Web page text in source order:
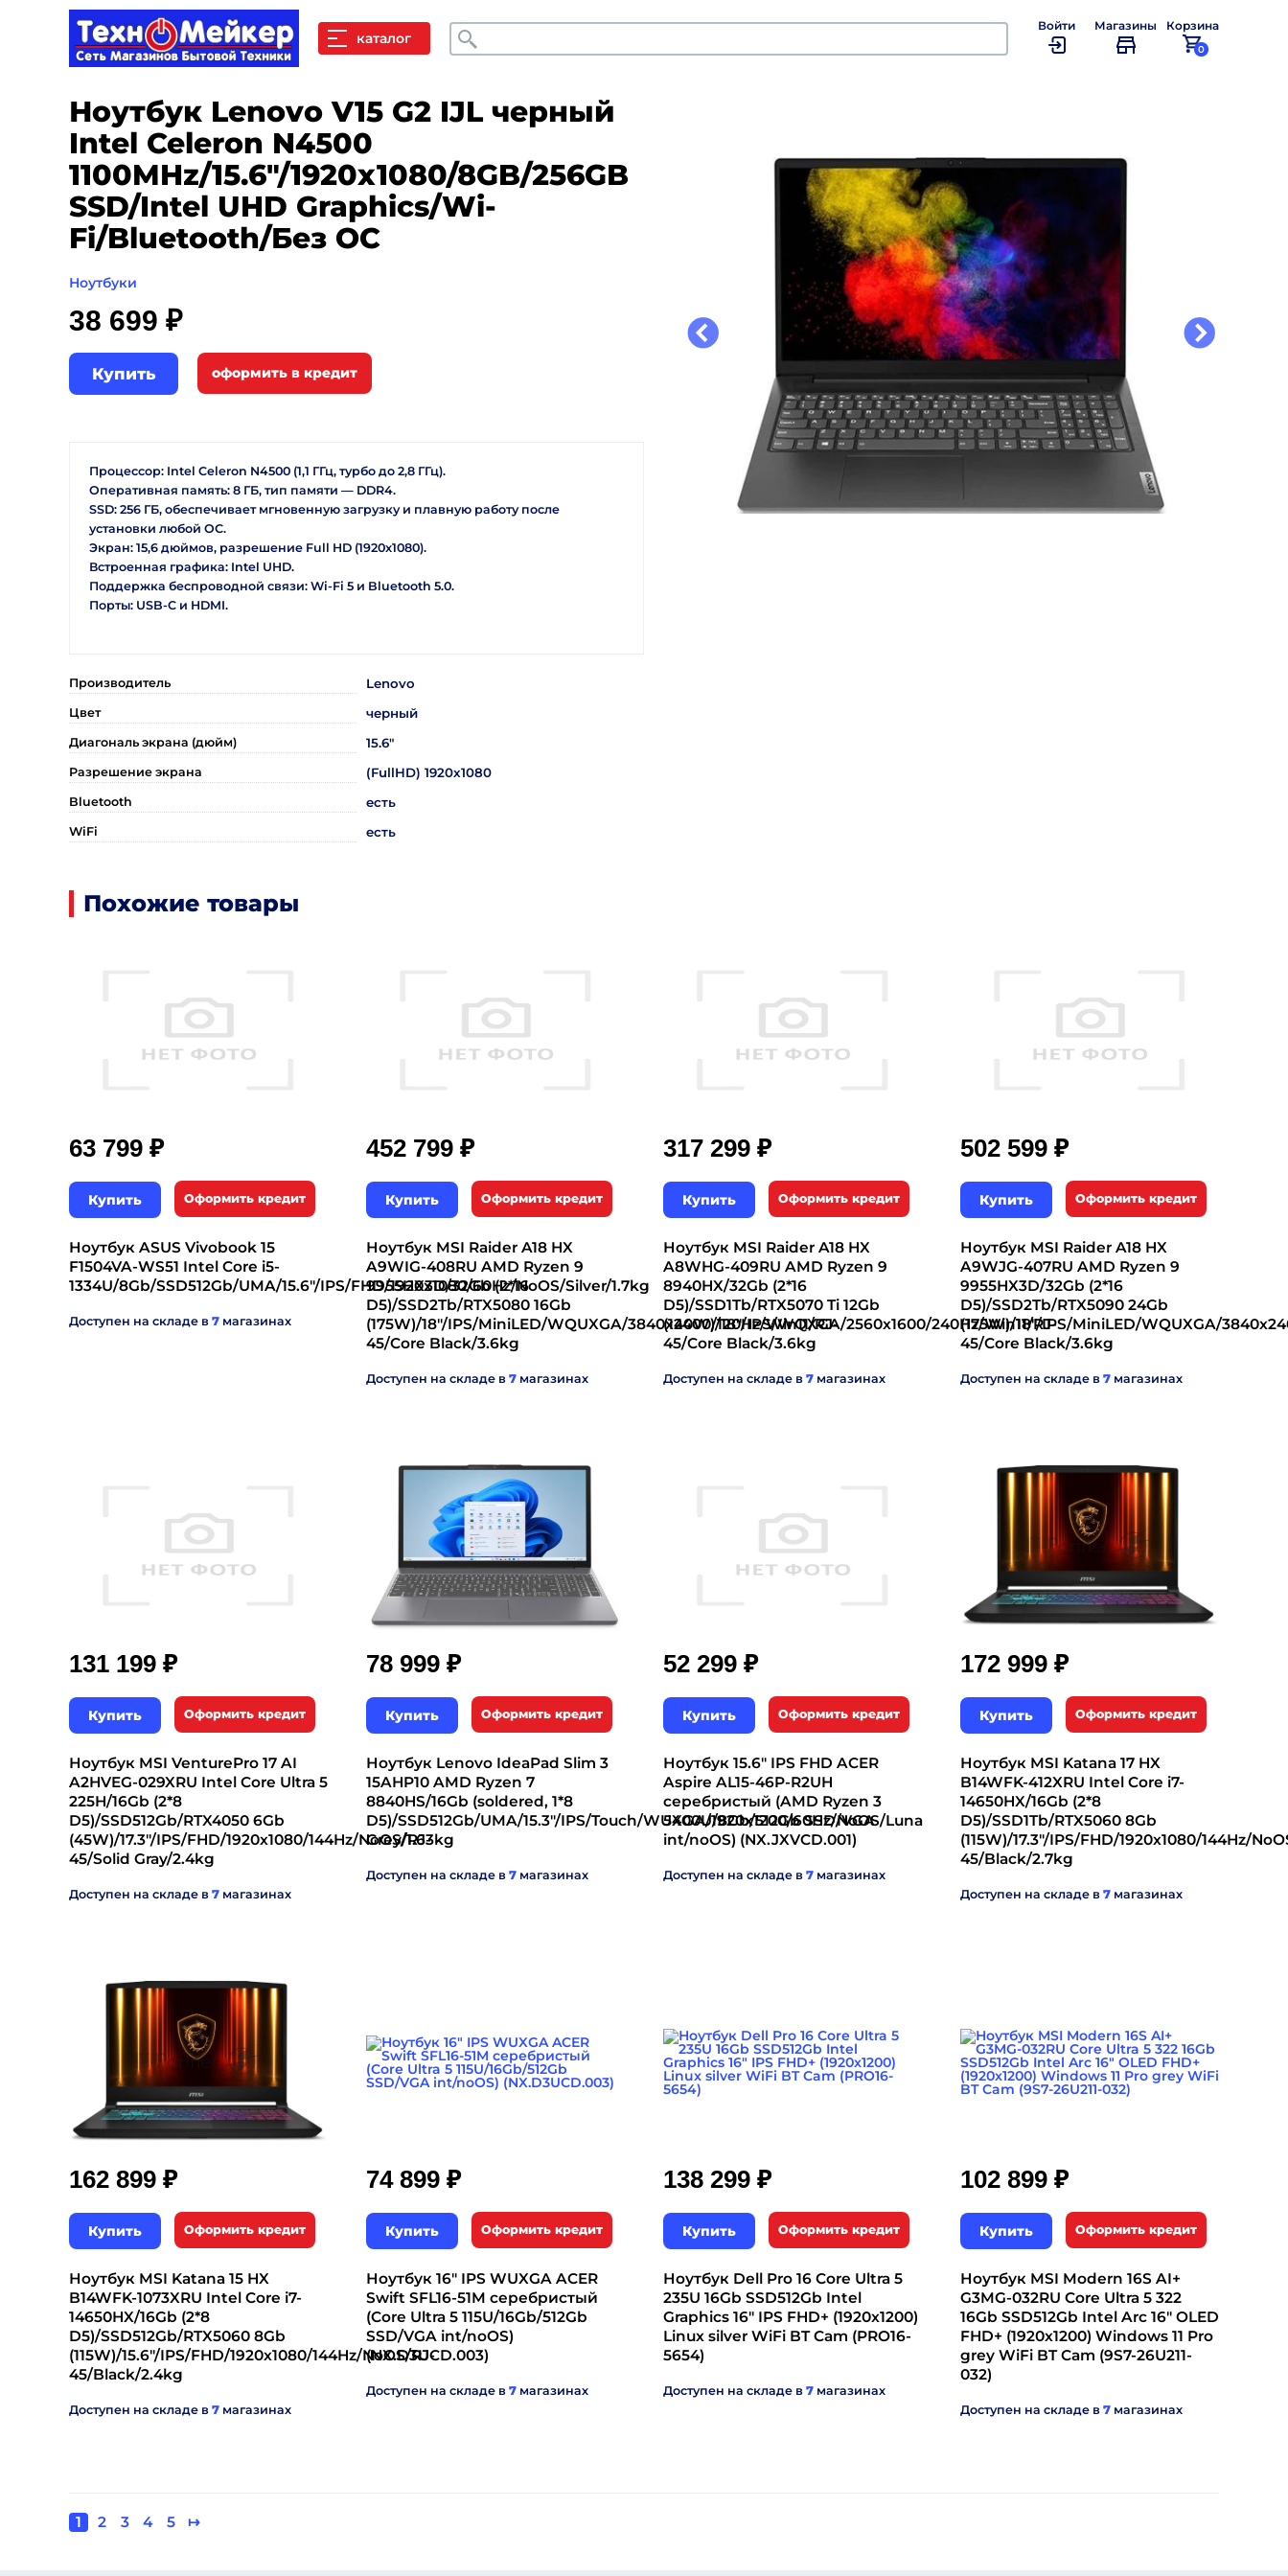
каталог Поиск Войти Магазины Корзина
0
Ноутбук Lenovo V15 G2 IJL черный
Intel Celeron N4500
1100MHz/15.6"/1920x1080/8GB/256GB
SSD/Intel UHD Graphics/Wi-
Fi/Bluetooth/Без ОС
Ноутбуки
38 699 ₽
Купить
Процессор: Intel Celeron N4500 (1,1 ГГц, турбо до 2,8 ГГц).
Оперативная память: 8 ГБ, тип памяти — DDR4.
SSD: 256 ГБ, обеспечивает мгновенную загрузку и плавную работу после
установки любой ОС.
Экран: 15,6 дюймов, разрешение Full HD (1920x1080).
Встроенная графика: Intel UHD.
Поддержка беспроводной связи: Wi-Fi 5 и Bluetooth 5.0.
Порты: USB-C и HDMI.
Производитель Lenovo
Цвет черный
Диагональ экрана (дюйм) 15.6"
Разрешение экрана (FullHD) 1920х1080
Bluetooth есть
WiFi есть
Похожие товары
63 799 ₽
Купить Оформить кредит
Ноутбук ASUS Vivobook 15
F1504VA-WS51 Intel Core i5-
1334U/8Gb/SSD512Gb/UMA/15.6"/IPS/FHD/1920x1080/60Hz/NoOS/Silver/1.7kg
Доступен на складе в 7 магазинах
452 799 ₽
Купить Оформить кредит
Ноутбук MSI Raider A18 HX
A9WIG-408RU AMD Ryzen 9
9955HX3D/32Gb (2*16
D5)/SSD2Tb/RTX5080 16Gb
(175W)/18"/IPS/MiniLED/WQUXGA/3840x2400/120Hz/Win11/RJ-
45/Core Black/3.6kg
Доступен на складе в 7 магазинах
317 299 ₽
Купить Оформить кредит
Ноутбук MSI Raider A18 HX
A8WHG-409RU AMD Ryzen 9
8940HX/32Gb (2*16
D5)/SSD1Tb/RTX5070 Ti 12Gb
(140W)/18"/IPS/WQXGA/2560x1600/240Hz/Win11/RJ-
45/Core Black/3.6kg
Доступен на складе в 7 магазинах
502 599 ₽
Купить Оформить кредит
Ноутбук MSI Raider A18 HX
A9WJG-407RU AMD Ryzen 9
9955HX3D/32Gb (2*16
D5)/SSD2Tb/RTX5090 24Gb
(175W)/18"/IPS/MiniLED/WQUXGA/
45/Core Black/3.6kg
Доступен на складе в 7 магазинах
131 199 ₽
Купить Оформить кредит
Ноутбук MSI VenturePro 17 AI
A2HVEG-029XRU Intel Core Ultra 5
225H/16Gb (2*8
D5)/SSD512Gb/RTX4050 6Gb
(45W)/17.3"/IPS/FHD/1920x1080/144Hz/NoOS/RJ-
45/Solid Gray/2.4kg
Доступен на складе в 7 магазинах
78 999 ₽
Купить Оформить кредит
Ноутбук Lenovo IdeaPad Slim 3
15AHP10 AMD Ryzen 7
8840HS/16Gb (soldered, 1*8
D5)/SSD512Gb/UMA/15.3"/IPS/Touch/WUXGA/1920x1200/60Hz/NoOS/Luna
Grey/1.63kg
Доступен на складе в 7 магазинах
52 299 ₽
Купить Оформить кредит
Ноутбук 15.6" IPS FHD ACER
Aspire AL15-46P-R2UH
серебристый (AMD Ryzen 3
5400U/8Gb/512Gb SSD/VGA
int/noOS) (NX.JXVCD.001)
Доступен на складе в 7 магазинах
172 999 ₽
Купить Оформить кредит
Ноутбук MSI Katana 17 HX
B14WFK-412XRU Intel Core i7-
14650HX/16Gb (2*8
D5)/SSD1Tb/RTX5060 8Gb
(115W)/17.3"/IPS/FHD/1920x1080/144Hz/
45/Black/2.7kg
Доступен на складе в 7 магазинах
162 899 ₽
Купить Оформить кредит
Ноутбук MSI Katana 15 HX
B14WFK-1073XRU Intel Core i7-
14650HX/16Gb (2*8
D5)/SSD512Gb/RTX5060 8Gb
(115W)/15.6"/IPS/FHD/1920x1080/144Hz/NoOS/RJ-
45/Black/2.4kg
Доступен на складе в 7 магазинах
74 899 ₽
Купить Оформить кредит
Ноутбук 16" IPS WUXGA ACER
Swift SFL16-51M серебристый
(Core Ultra 5 115U/16Gb/512Gb
SSD/VGA int/noOS)
(NX.D3UCD.003)
Доступен на складе в 7 магазинах
138 299 ₽
Купить Оформить кредит
Ноутбук Dell Pro 16 Core Ultra 5
235U 16Gb SSD512Gb Intel
Graphics 16" IPS FHD+ (1920x1200)
Linux silver WiFi BT Cam (PRO16-
5654)
Доступен на складе в 7 магазинах
102 899 ₽
Купить Оформить кредит
Ноутбук MSI Modern 16S AI+
G3MG-032RU Core Ultra 5 322
16Gb SSD512Gb Intel Arc 16" OLED
FHD+ (1920x1200) Windows 11 Pro
grey WiFi BT Cam (9S7-26U211-
032)
Доступен на складе в 7 магазинах
Нумерация
Текущая
1 Page
2 Page
3 Page
4 Page
5
Следующая
↦